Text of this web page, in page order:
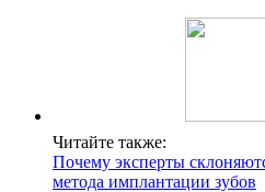
Читайте также:
Почему эксперты
метода имплантации зубов